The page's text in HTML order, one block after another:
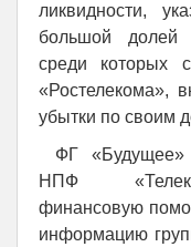
ликвидности,
большой долей
среди которых
«Ростелекома»,
убытки по своим
ФГ «Будущее»
НПФ
финансовую
информацию